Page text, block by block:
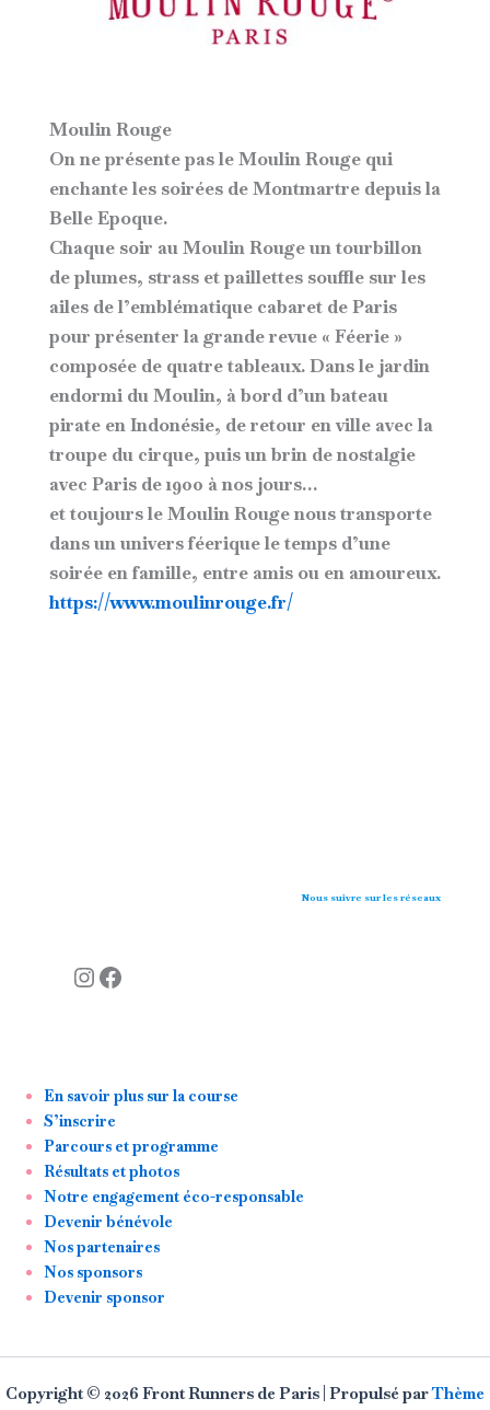
Moulin Rouge
On ne présente pas le Moulin Rouge qui
enchante les soirées de Montmartre depuis la
Belle Epoque.
Chaque soir au Moulin Rouge un tourbillon
de plumes, strass et paillettes souffle sur les
ailes de l’emblématique cabaret de Paris
pour présenter la grande revue « Féerie »
composée de quatre tableaux. Dans le jardin
endormi du Moulin, à bord d’un bateau
pirate en Indonésie, de retour en ville avec la
troupe du cirque, puis un brin de nostalgie
avec Paris de 1900 à nos jours…
et toujours le Moulin Rouge nous transporte
dans un univers féerique le temps d’une
soirée en famille, entre amis ou en amoureux.
https://www.moulinrouge.fr/
Nous suivre sur les réseaux
Instagram Facebook
En savoir plus sur la course
S’inscrire
Parcours et programme
Résultats et photos
Notre engagement éco-responsable
Devenir bénévole
Nos partenaires
Nos sponsors
Devenir sponsor
Copyright © 2026 Front Runners de Paris | Propulsé parThème